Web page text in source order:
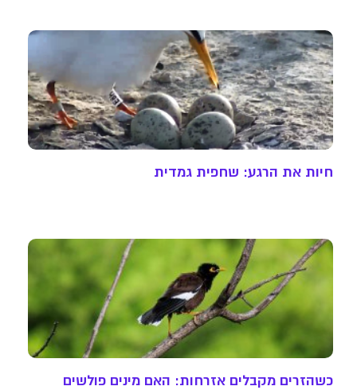
חיות את הרגע: שחפית גמדית
כשהזרים מקבלים אזרחות: האם מינים פולשים